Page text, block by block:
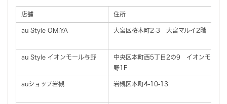
店舗 住所
au Style OMIYA 大宮区桜木町2-3 大宮マルイ2階
au Style イオンモール与野
中央区本町西5丁目2の9 イオンモール
野1F
auショップ岩槻 岩槻区本町4-10-13